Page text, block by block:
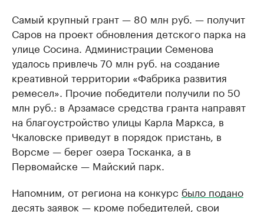
Самый крупный грант — 80 млн руб. — получит
Саров на проект обновления детского парка на
улице Сосина. Администрации Семенова
удалось привлечь 70 млн руб. на создание
креативной территории «Фабрика развития
ремесел». Прочие победители получили по 50
млн руб.: в Арзамасе средства гранта направят
на благоустройство улицы Карла Маркса, в
Чкаловске приведут в порядок пристань, в
Ворсме — берег озера Тосканка, а в
Первомайске — Майский парк.
Напомним, от региона на конкурс было подано
десять заявок — кроме победителей, свои